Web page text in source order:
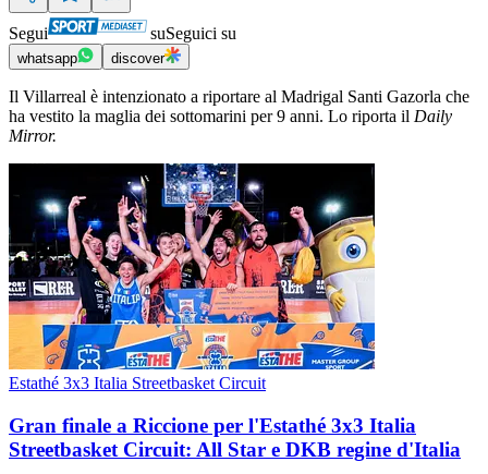
Segui suSeguici su
whatsapp discover
Il Villarreal è intenzionato a riportare al Madrigal Santi Gazorla che
ha vestito la maglia dei sottomarini per 9 anni. Lo riporta il Daily
Mirror.
Estathé 3x3 Italia Streetbasket Circuit
Gran finale a Riccione per l'Estathé 3x3 Italia
Streetbasket Circuit: All Star e DKB regine d'Italia